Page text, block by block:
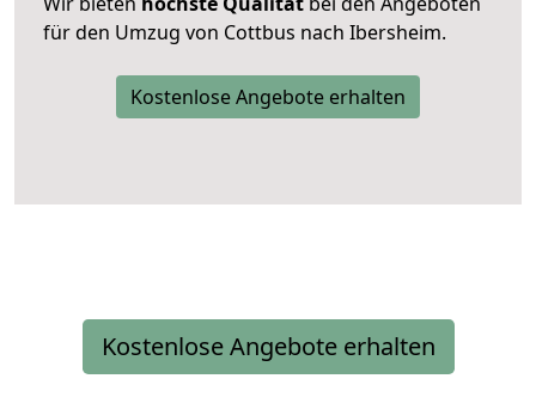
für den Umzug von Cottbus nach Ibersheim.
Kostenlose Angebote erhalten
Kostenlose Angebote erhalten